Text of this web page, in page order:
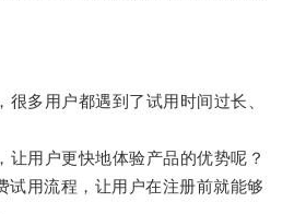
多用户都遇到了试用时间过长、
用户更快地体验产品的优势呢？
试用流程，让用户在注册前就能够